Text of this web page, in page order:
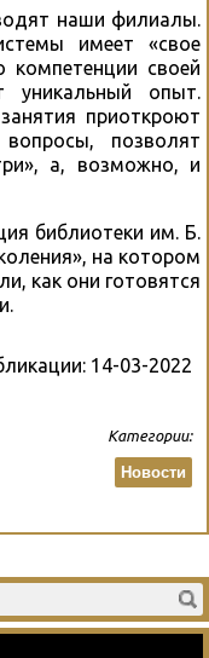
наши филиалы.
имеет «свое
своей
уникальный опыт.
приоткроют
позволят
а, возможно, и
библиотеки им. Б.
на котором
как они готовятся
14-03-2022
Категории:
Новости